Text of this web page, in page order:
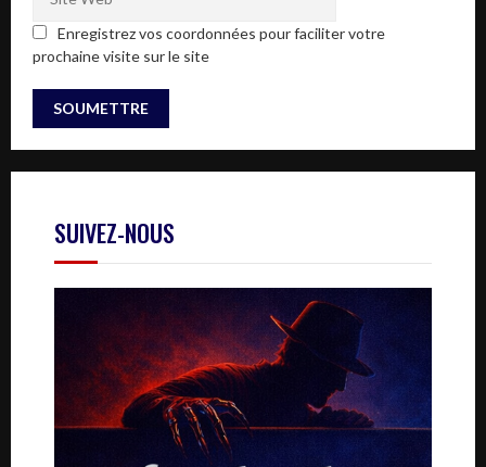
Enregistrez vos coordonnées pour faciliter votre
prochaine visite sur le site
SUIVEZ-NOUS